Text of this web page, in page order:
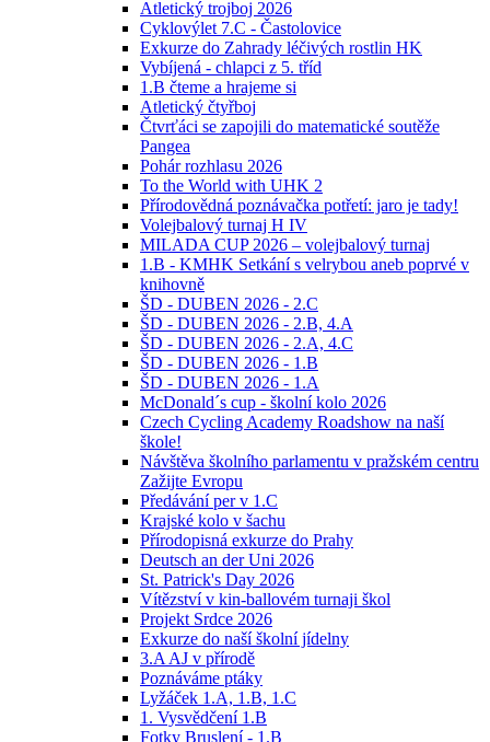
Atletický trojboj 2026
Cyklovýlet 7.C - Častolovice
Exkurze do Zahrady léčivých rostlin HK
Vybíjená - chlapci z 5. tříd
1.B čteme a hrajeme si
Atletický čtyřboj
Čtvrťáci se zapojili do matematické soutěže
Pangea
Pohár rozhlasu 2026
To the World with UHK 2
Přírodovědná poznávačka potřetí: jaro je tady!
Volejbalový turnaj H IV
MILADA CUP 2026 – volejbalový turnaj
1.B - KMHK Setkání s velrybou aneb poprvé v
knihovně
ŠD - DUBEN 2026 - 2.C
ŠD - DUBEN 2026 - 2.B, 4.A
ŠD - DUBEN 2026 - 2.A, 4.C
ŠD - DUBEN 2026 - 1.B
ŠD - DUBEN 2026 - 1.A
McDonald´s cup - školní kolo 2026
Czech Cycling Academy Roadshow na naší
škole!
Návštěva školního parlamentu v pražském centru
Zažijte Evropu
Předávání per v 1.C
Krajské kolo v šachu
Přírodopisná exkurze do Prahy
Deutsch an der Uni 2026
St. Patrick's Day 2026
Vítězství v kin-ballovém turnaji škol
Projekt Srdce 2026
Exkurze do naší školní jídelny
3.A AJ v přírodě
Poznáváme ptáky
Lyžáček 1.A, 1.B, 1.C
1. Vysvědčení 1.B
Fotky Bruslení - 1.B